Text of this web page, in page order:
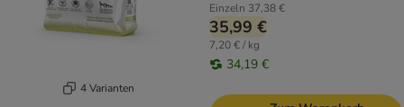
4 Varianten
Einzeln 37,38 €
35,99 €
7,20 € / kg
34,19 €